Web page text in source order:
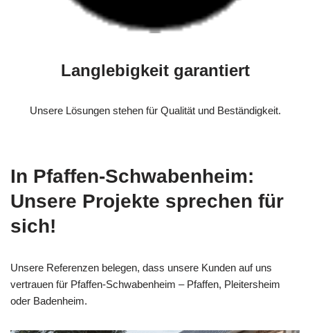
Langlebigkeit garantiert
Unsere Lösungen stehen für Qualität und Beständigkeit.
In Pfaffen-Schwabenheim:
Unsere Projekte sprechen für
sich!
Unsere Referenzen belegen, dass unsere Kunden auf uns
vertrauen für Pfaffen-Schwabenheim – Pfaffen, Pleitersheim
oder Badenheim.